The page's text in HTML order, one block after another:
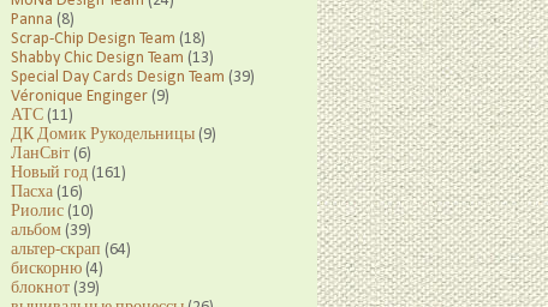
Panna (8)
Scrap-Chip Design Team (18)
Shabby Chic Design Team (13)
Special Day Cards Design Team (39)
Véronique Enginger (9)
АТС (11)
ДК Домик Рукодельницы (9)
ЛанСвiт (6)
Новый год (161)
Пасха (16)
Риолис (10)
альбом (39)
альтер-скрап (64)
бискорню (4)
блокнот (39)